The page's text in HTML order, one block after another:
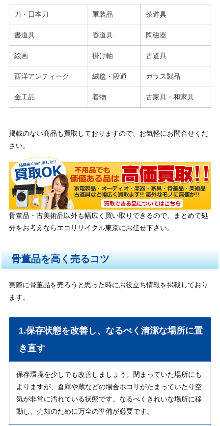
刀・日本刀 軍装品 茶道具
書道具 香道具 陶磁器
絵画 掛け軸 古道具
西洋アンティーク 絨毯・段通 ガラス製品
金工品 着物 古家具・和家具
掲載のない商品も買取しておりますので、お気軽にお問合せくだ
さい。
骨董品・古美術品以外も幅広く買い取りできるので、まとめて処
分をお考えならエコリサイクル東京にお任せ下さい。
骨董品を高く売るコツ
実際に骨董品を売ろうと思った時にお役立ち情報を掲載しており
ます。
1.保存状態を改善し、なるべく清潔な場所に置
き直す
保存環境を少しでも改善しましょう。閉まっていた場所にも
よりますが、倉庫や蔵などの場合ホコリがたまっていたり空
気が非常に汚れている状態です。なるべくきれいな場所に移
動し、売却のために万全の準備が必要です。